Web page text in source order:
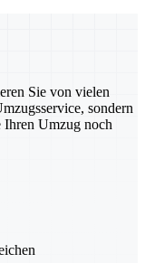
Sie von vielen
sondern
Ihren Umzug noch